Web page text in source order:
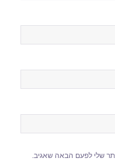
שלי לפעם הבאה שאגיב.